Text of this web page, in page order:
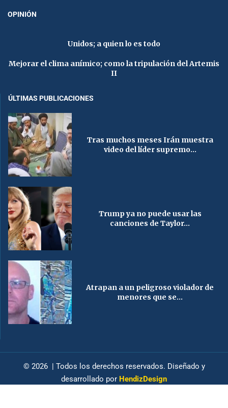
OPINIÓN
Unidos; a quien lo es todo
Mejorar el clima anímico; como la tripulación del Artemis
II
ÚLTIMAS PUBLICACIONES
Tras muchos meses Irán muestra
video del líder supremo...
Trump ya no puede usar las
canciones de Taylor...
Atrapan a un peligroso violador de
menores que se...
© 2026 | Todos los derechos reservados. Diseñado y
desarrollado por HendizDesign